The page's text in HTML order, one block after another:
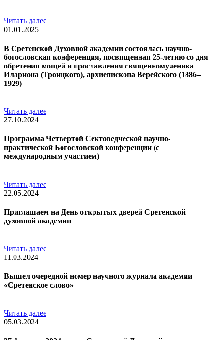
Читать далее
01.01.2025
В Сретенской Духовной академии состоялась научно-
богословская конференция, посвященная 25-летию со дня
обретения мощей и прославления священномученика
Илариона (Троицкого), архиепископа Верейского (1886–
1929)
Читать далее
27.10.2024
Программа Четвертой Сектоведческой научно-
практической Богословской конференции (с
международным участием)
Читать далее
22.05.2024
Приглашаем на День открытых дверей Сретенской
духовной академии
Читать далее
11.03.2024
Вышел очередной номер научного журнала академии
«Сретенское слово»
Читать далее
05.03.2024